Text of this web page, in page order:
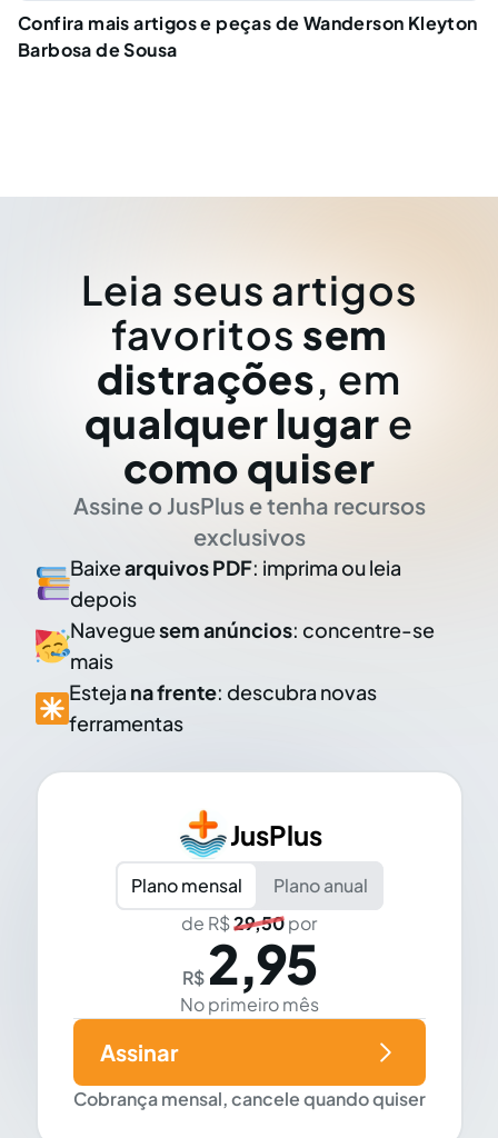
Confira mais artigos e peças de Wanderson Kleyton
Barbosa de Sousa
Leia seus artigos
favoritos sem
distrações, em
qualquer lugar e
como quiser
Assine o JusPlus e tenha recursos
exclusivos
Baixearquivos PDF: imprima ou leia
depois
Naveguesem anúncios: concentre-se
mais
Esteja na frente: descubra novas
ferramentas
JusPlus
Plano mensal
Plano anual
de R$29,50por
R$ 2,95
No primeiro mês
Cobrança mensal, cancele quando quiser
Assinar